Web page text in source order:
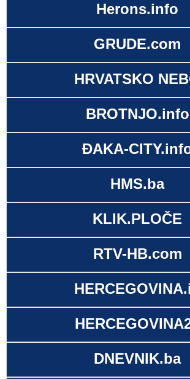
Herons.info
GRUDE.com
HRVATSKO
BROTNJO.info
ĐAKA-
HMS.ba
KLIK.PLOČE
RTV-HB.com
DNEVNIK.ba